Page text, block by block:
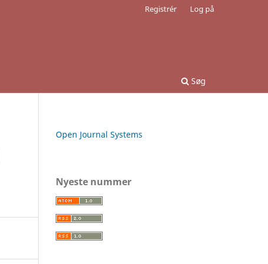
Søg
Registrér Log på
Open Journal Systems
Nyeste nummer